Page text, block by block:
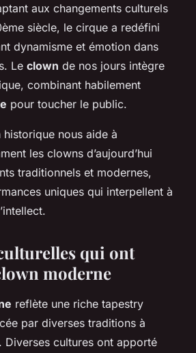
aux changements culturels
siècle, le cirque a redéfini
dynamisme et émotion dans
Le clown de nos jours intègre
combinant habilement
pour toucher le public.
nous aide à
les clowns d’aujourd’hui
traditionnels et modernes,
uniques qui interpellent à
qui ont
moderne
reflète une riche tapestry
par diverses traditions à
Diverses cultures ont apporté